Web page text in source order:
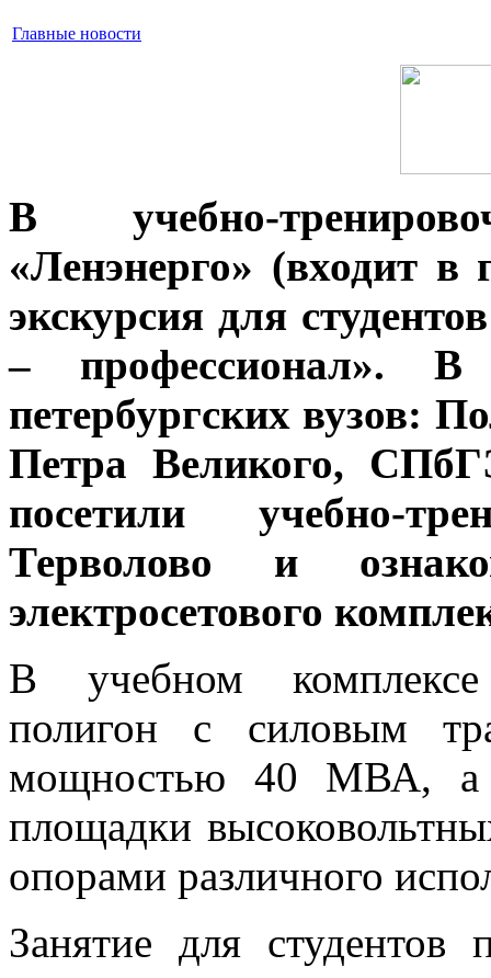
Главные новости
В учебно-
«Ленэнерго» (входит в
экскурсия для
– профессионал». В
петербургских вузов:
Петра Великого,
посетили учебно-
Терволово и
электросетового
В учебном
полигон с силовым
мощностью 40 МВА, а
площадки
опорами различного
Занятие для студентов